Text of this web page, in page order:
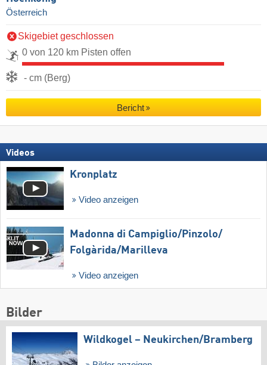
Österreich
Skigebiet geschlossen
0 von 120 km Pisten offen
- cm (Berg)
Bericht
Videos
Kronplatz
Video anzeigen
Madonna di Campiglio/​Pinzolo/​
Folgàrida/​Marilleva
Video anzeigen
Bilder
Wildkogel – Neukirchen/​Bramberg